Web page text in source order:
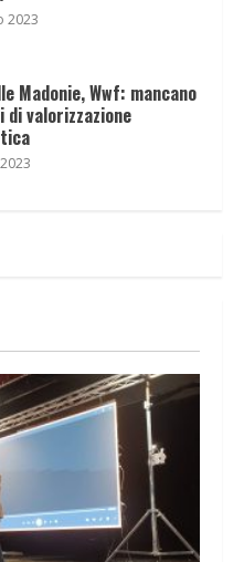
2023
Madonie, Wwf: mancano
valorizzazione